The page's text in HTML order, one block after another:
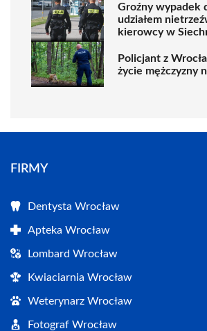
Groźny wypadek
udziałem
kierowcy w
Policjant z
życie mężczyzny
FIRMY
Dentysta Wrocław
Apteka Wrocław
Lombard Wrocław
Kwiaciarnia Wrocław
Weterynarz Wrocław
Fotograf Wrocław